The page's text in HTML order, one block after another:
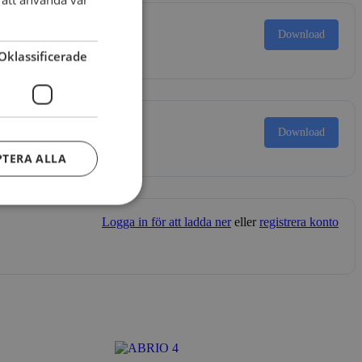
Download
Download
Logga in för att ladda nerellerregistrera konto
ALLA